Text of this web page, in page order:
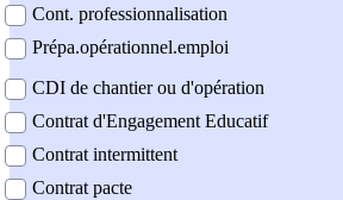
Cont. professionnalisation
Prépa.opérationnel.emploi
CDI de chantier ou d'opération
Contrat d'Engagement Educatif
Contrat intermittent
Contrat pacte